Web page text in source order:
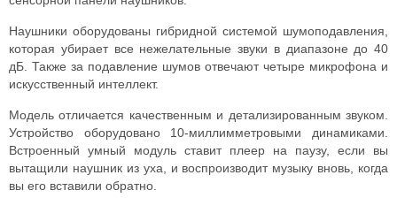
Наушники оборудованы гибридной системой шумоподавления,
которая убирает все нежелательные звуки в диапазоне до 40
дБ. Также за подавление шумов отвечают четыре микрофона и
искусственный интеллект.
Модель отличается качественным и детализированным звуком.
Устройство оборудовано 10-миллимметровыми динамиками.
Встроенный умный модуль ставит плеер на паузу, если вы
вытащили наушник из уха, и воспроизводит музыку вновь, когда
вы его вставили обратно.